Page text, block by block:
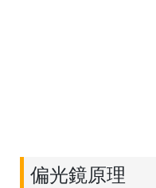
偏光鏡原理